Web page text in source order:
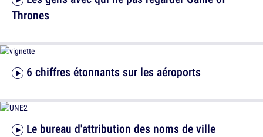
6 chiffres étonnants sur les aéroports
Thrones
Le bureau d'attribution des noms de ville